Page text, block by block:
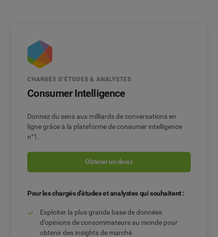
CHARGÉS D’ÉTUDES & ANALYSTES
Consumer Intelligence
Donnez du sens aux milliards de conversations en
ligne grâce à la plateforme de consumer intelligence
n°1.
Obtenir un devis
Pour les chargés d’études et analystes qui souhaitent :
Exploiter la plus grande base de données
d’opinions de consommateurs au monde pour
obtenir des insights de marché